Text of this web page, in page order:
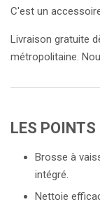
C'est un
Livraison gratuite
métropolitaine.
LES POINTS
Brosse à
intégré.
Nettoie